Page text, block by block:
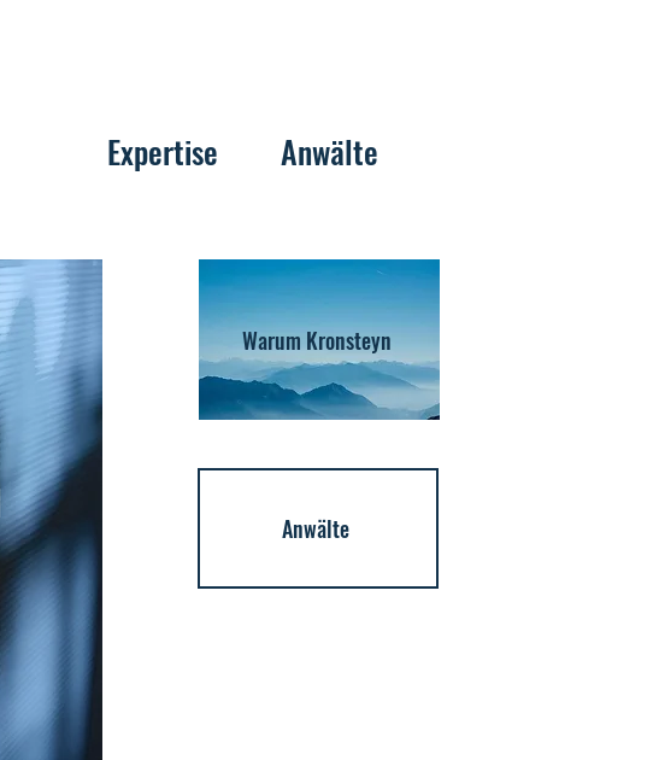
Expertise Anwälte
Warum Kronsteyn
Anwälte